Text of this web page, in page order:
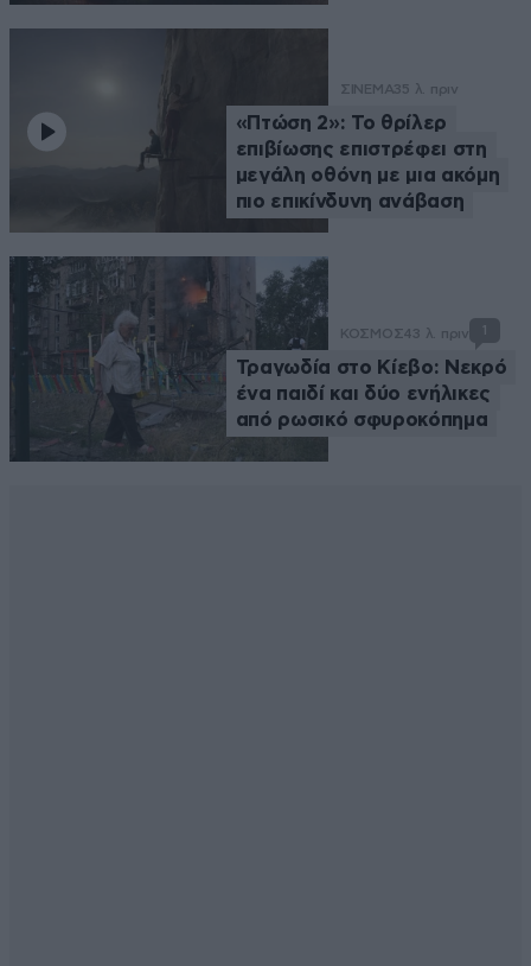
ΣΙΝΕΜΑ35 λ. πριν
«Πτώση 2»: Το θρίλερ
επιβίωσης επιστρέφει στη
μεγάλη οθόνη με μια ακόμη
πιο επικίνδυνη ανάβαση
ΚΟΣΜΟΣ43 λ. πριν 1
Τραγωδία στο Κίεβο: Νεκρό
ένα παιδί και δύο ενήλικες
από ρωσικό σφυροκόπημα